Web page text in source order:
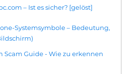
– Ist es sicher? [gelöst]
Systemsymbole – Bedeutung,
Scam Guide - Wie zu erkennen